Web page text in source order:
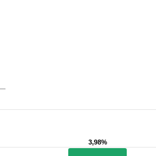
3,98%
3,98%